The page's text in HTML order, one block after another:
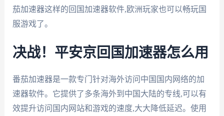
茄加速器这样的回国加速器软件,欧洲玩家也可以畅玩国
服游戏了。
决战！平安京回国加速器怎么用
番茄加速器是一款专门针对海外访问中国国内网络的加
速器软件。它提供了多条海外到中国大陆的专线,可以有
效提升访问国内网站和游戏的速度,大大降低延迟。使用